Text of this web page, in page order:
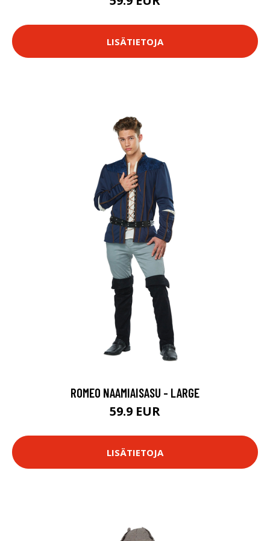
LISÄTIETOJA
ROMEO NAAMIAISASU - LARGE
59.9 EUR
LISÄTIETOJA